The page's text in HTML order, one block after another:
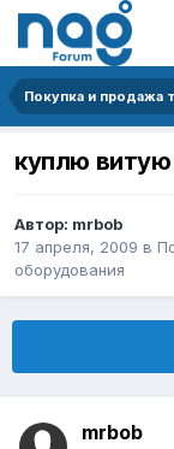
куплю
Автор: mrbob
17 апреля, 2009 в
оборудования
mrbob